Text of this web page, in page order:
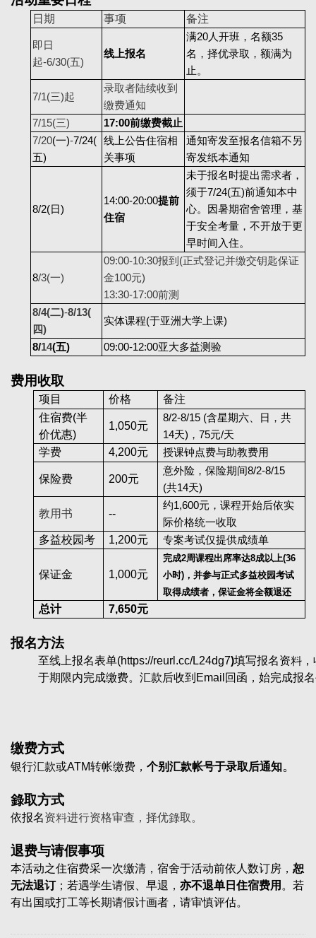
日期 事项 备注
即日
起-6/30(五)
线上报名
满20人开班，名额35
名，择优录取，额满为
止。
7/1(三)起
录取者陆续收到
缴费通知
7/15(三) 17:00前缴费截止
7/20(一)-7/24(
五)
线上公告住宿相
关事项
通知寄发至报名信箱不另
寄发纸本通知
8/2(日)
14:00-20:00提前
住宿
未于报名时提出需求者，
须于7/24(五)前通知本中
心。因暑期宿舍管理，基
于安全考量，不开放于更
早时间入住。
8/3(一)
09:00-10:30报到(正式登记并缴交钥匙保证
金100元)
13:30-17:00前测
8/4(二)-8/13(
四)
实体课程(于亚洲大学上课)
8/14(五) 09:00-12:00亚大多益测验
费用收取
项目 价格
备注
住宿费(半
价优惠)
1,050元
8/2-8/15 (含星期六、日 ，共
14天) ，75元/天
学费 4,200元 授课钟点费与助教费用
保险费 200元
意外险，保险期间8/2-8/15
(共14天)
教用书 --
约1,600元，课程开始后依实
际价格统一收取
多益校园考 1,200元 专案考试仅提供成绩单
保证金 1,000元
完成2周课程出席率达8成以上(36
小时)，并参与正式多益校园考试
取得成绩者，保证金将全额退还
总计 7,650元
报名方法
至线上报名表单(https://reurl.cc/L24dg7)填写报名资料
于期限内完成缴费。汇款后收到Email回函，始完成报
缴费方式
银行汇款或ATM转帐缴费， 个别汇款帐号于录取后通知。
錄取方式
依报名资料进行资格审查，择优錄取。
退费与请假事项
本活动之住宿费采一次缴清，宿舍于活动前依人数订房， 恕
无法退订；若遇学生请假、早退， 亦不退单日住宿费用 。若
有出国或打工等长期请假计画者，请审慎评估。